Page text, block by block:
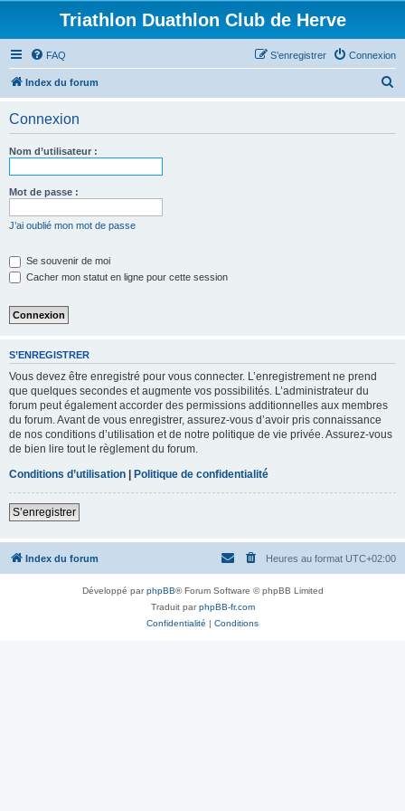
Triathlon Duathlon Club de Herve
FAQ Connexion
S’enregistrer
Index du forum
Connexion
Nom d’utilisateur :
Mot de passe :
J’ai oublié mon mot de passe
Se souvenir de moi
Cacher mon statut en ligne pour cette session
S’ENREGISTRER
Vous devez être enregistré pour vous connecter. L’enregistrement ne prend
que quelques secondes et augmente vos possibilités. L’administrateur du
forum peut également accorder des permissions additionnelles aux membres
du forum. Avant de vous enregistrer, assurez-vous d’avoir pris connaissance
de nos conditions d’utilisation et de notre politique de vie privée. Assurez-vous
de bien lire tout le règlement du forum.
Conditions d’utilisation | Politique de confidentialité
S’enregistrer
Index du forum Heures au format UTC+02:00
Développé parphpBB® Forum Software © phpBB Limited
Traduit parphpBB-fr.com
Confidentialité | Conditions